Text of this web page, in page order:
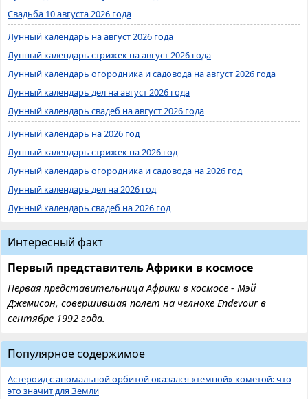
Свадьба 10 августа 2026 года
Лунный календарь на август 2026 года
Лунный календарь стрижек на август 2026 года
Лунный календарь огородника и садовода на август 2026 года
Лунный календарь дел на август 2026 года
Лунный календарь свадеб на август 2026 года
Лунный календарь на 2026 год
Лунный календарь стрижек на 2026 год
Лунный календарь огородника и садовода на 2026 год
Лунный календарь дел на 2026 год
Лунный календарь свадеб на 2026 год
Интересный факт
Первый представитель Африки в космосе
Первая представительница Африки в космосе - Мэй
Джемисон, совершившая полет на челноке Endevour в
сентябре 1992 года.
Популярное содержимое
Астероид с аномальной орбитой оказался «темной» кометой: что
это значит для Земли